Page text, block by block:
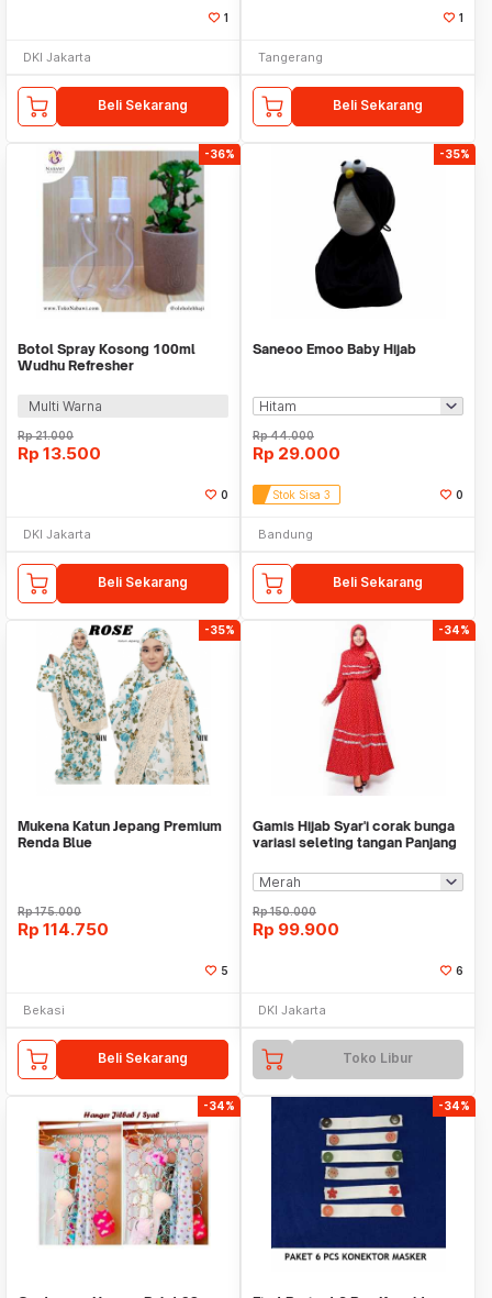
1
DKI Jakarta
Beli Sekarang
1
Tangerang
Beli Sekarang
-36%
Botol Spray Kosong 100ml
Wudhu Refresher
Multi Warna
Rp21.000
Rp 13.500
0
DKI Jakarta
Beli Sekarang
-35%
Saneoo Emoo Baby Hijab
Rp44.000
Rp 29.000
Stok Sisa 3 0
Bandung
Beli Sekarang
-35%
Mukena Katun Jepang Premium
Renda Blue
Rp175.000
Rp 114.750
5
Bekasi
Beli Sekarang
-34%
Gamis Hijab Syar'i corak bunga
variasi seleting tangan Panjang
Rp150.000
Rp 99.900
6
DKI Jakarta
Toko Libur
-34% -34%